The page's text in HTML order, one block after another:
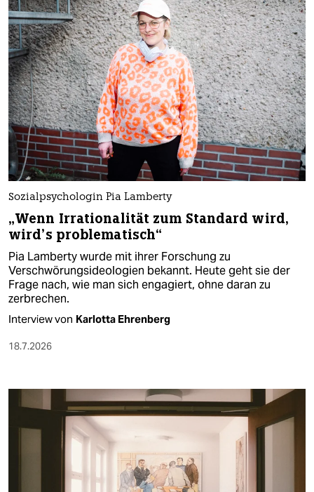
Sozialpsychologin Pia Lamberty
„Wenn Irrationalität zum Standard wird,
wird’s problematisch“
Pia Lamberty wurde mit ihrer Forschung zu
Verschwörungsideologien bekannt. Heute geht sie der
Frage nach, wie man sich engagiert, ohne daran zu
zerbrechen.
Interview von Karlotta Ehrenberg
18.7.2026